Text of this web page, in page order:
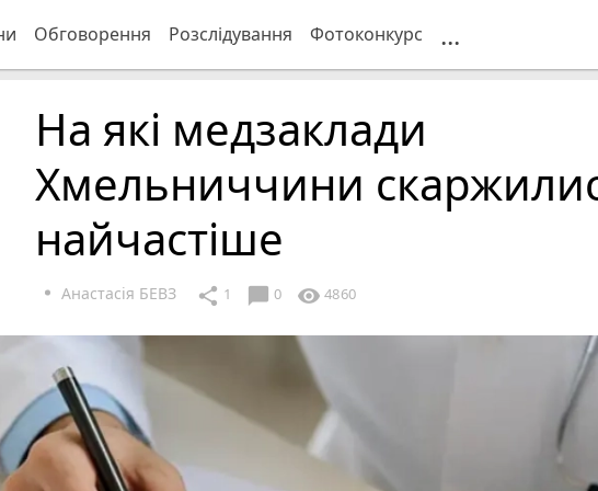
Обговорення Розслідування Фотоконкурс ...
На які медзаклади
Хмельниччини
найчастіше
Анастасія БЕВЗ share 1 chat_bubble 0 visibility 4860